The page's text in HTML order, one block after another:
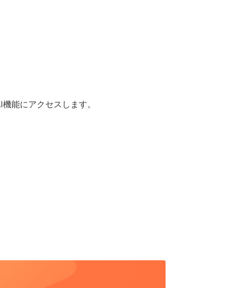
能にアクセスします。